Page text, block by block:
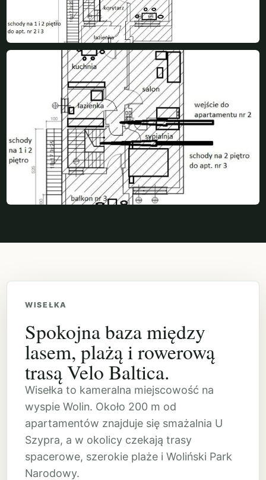
WISEŁKA
Spokojna baza między
lasem, plażą i rowerową
trasą Velo Baltica.
Wisełka to kameralna miejscowość na
wyspie Wolin. Około 200 m od
apartamentów znajduje się smażalnia U
Szypra, a w okolicy czekają trasy
spacerowe, szerokie plaże i Woliński Park
Narodowy.